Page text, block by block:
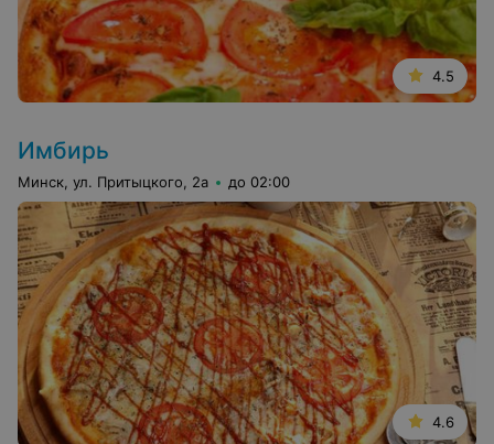
4.5
Имбирь
Минск, ул. Притыцкого, 2а до 02:00
4.6